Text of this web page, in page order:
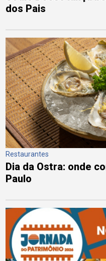
dos Pais
Restaurantes
Dia da Ostra: onde
Paulo